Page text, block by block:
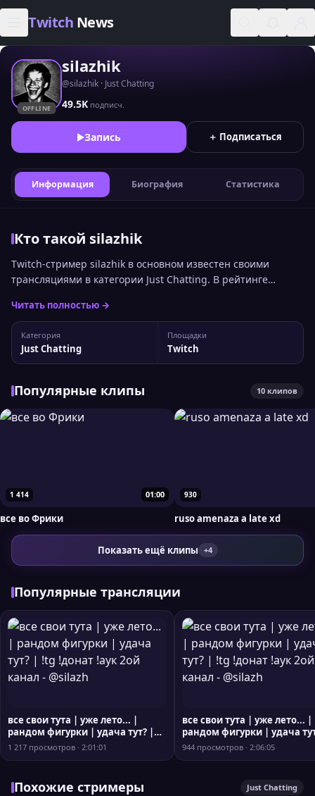
Skip to content
Twitch News
OFFLINE
silazhik
@silazhik · Just Chatting
49.5K подписч.
Запись ＋ Подписаться
Информация Биография Статистика
Кто такой silazhik
Twitch-стример silazhik в основном известен своими
трансляциями в категории Just Chatting. В рейтинге
аудитории канал сейчас занимает 764 место. Статистика
канала silazhik Статистика канала: 49 477 подписчиков,
пиковый онлайн — 136 зрителей. Для более детального
анализа вы можете сравнить silazhik с...
Читать полностью →
Категория
Just Chatting
Площадки
Twitch
Популярные клипы 10 клипов
01:00
1 414
все во Фрики
930
ruso amenaza a late xd
Показать ещё клипы +4
Популярные трансляции
все свои тута | уже лето... |
рандом фигурки | удача тут? |
!tg !донат !аук 2ой канал - @silazh
1 217 просмотров · 2:01:01
все свои тута | уже лето... |
рандом фигурки | удача
!tg !донат !аук 2ой канал -
944 просмотров · 2:06:05
Похожие стримеры Just Chatting